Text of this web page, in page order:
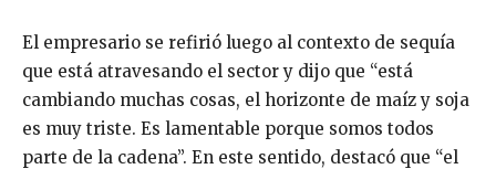
El empresario se refirió luego al contexto de sequía
que está atravesando el sector y dijo que “está
cambiando muchas cosas, el horizonte de maíz y soja
es muy triste. Es lamentable porque somos todos
parte de la cadena”. En este sentido, destacó que “el